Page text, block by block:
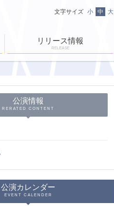
文字サイズ 小 中 大
リリース情報
RELEASE
公演情報
RERATED CONTENT
公演カレンダー
EVENT CALENDER